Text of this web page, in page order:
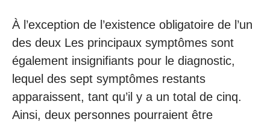
À l’exception de l’existence obligatoire de l’un
des deux Les principaux symptômes sont
également insignifiants pour le diagnostic,
lequel des sept symptômes restants
apparaissent, tant qu’il y a un total de cinq.
Ainsi, deux personnes pourraient être